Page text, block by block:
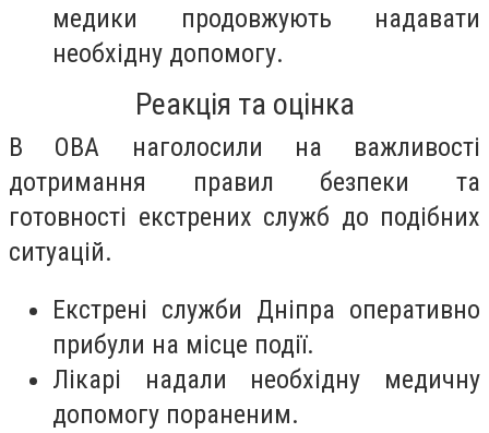
медики продовжують надавати
необхідну допомогу.
Реакція та оцінка
В ОВА наголосили на важливості
дотримання правил безпеки та
готовності екстрених служб до подібних
ситуацій.
Екстрені служби Дніпра оперативно
прибули на місце події.
Лікарі надали необхідну медичну
допомогу пораненим.